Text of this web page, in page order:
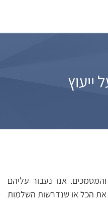
ייעוץ
אנו נעבור עליהם